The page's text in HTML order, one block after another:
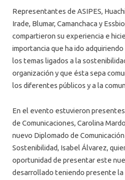
Representantes de ASIPES,
Irade, Blumar, Camanchaca y
compartieron su experiencia e
importancia que ha ido
los temas ligados a la
organización y que ésta sepa
los diferentes públicos y a la
En el evento estuvieron
de Comunicaciones, Carolina
nuevo Diplomado de
Sostenibilidad, Isabel Álvarez,
oportunidad de presentar este
desarrollado teniendo presente la